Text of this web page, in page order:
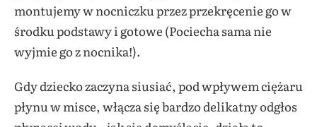
montujemy w nocniczku przez przekręcenie go w
środku podstawy i gotowe (Pociecha sama nie
wyjmie go z nocnika!).
Gdy dziecko zaczyna siusiać, pod wpływem ciężaru
płynu w misce, włącza się bardzo delikatny odgłos